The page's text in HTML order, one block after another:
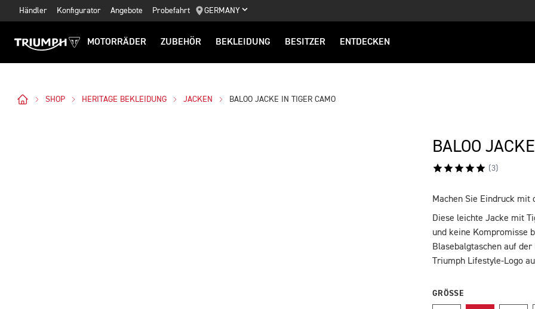
Händler Konfigurator Angebote Probefahrt GERMANY
MOTORRÄDER ZUBEHÖR BEKLEIDUNG BESITZER ENTDECKEN
SHOP HERITAGE BEKLEIDUNG JACKEN BALOO JACKE IN TIGER CAMO
BALOO
(3)
BESCHREIBUNG
Machen Sie Eindruck mit
Diese leichte Jacke mit
und keine Kompromisse
Blasebalgtaschen auf
Triumph Lifestyle-Logo
GRÖSSE